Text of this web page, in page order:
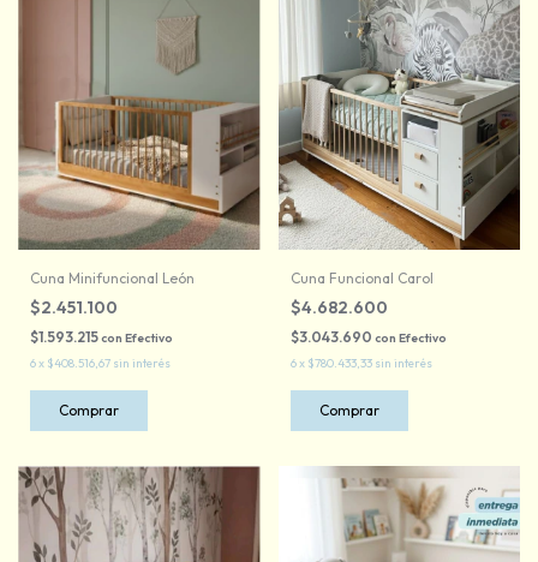
Cuna Minifuncional León
$2.451.100
$1.593.215con Efectivo
6x $408.516,67 sin interés
Comprar
Cuna Funcional Carol
$4.682.600
$3.043.690 con Efectivo
6x $780.433,33 sin interés